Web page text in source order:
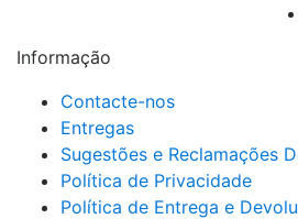
Informação
Contacte-nos
Entregas
Sugestões e Reclamações
Política de Privacidade
Política de Entrega e